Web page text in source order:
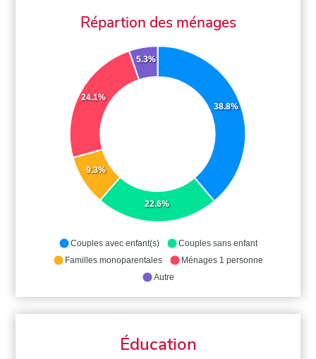
Répartion des ménages
38.8%
22.6%
9.3%
24.1%
5.3%
Couples avec enfant(s)
Couples sans enfant
Familles monoparentales
Ménages 1 personne
Autre
Éducation